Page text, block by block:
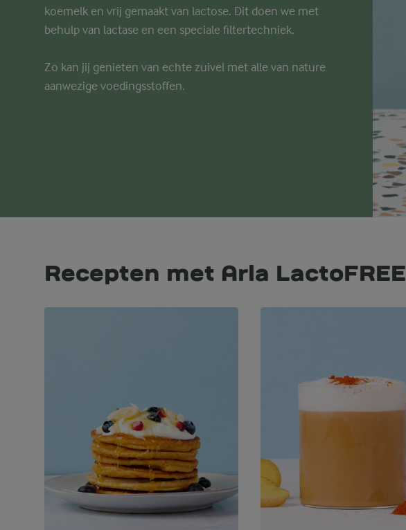
koemelk en vrij gemaakt van lactose. Dit doen we met
behulp van lactase en een speciale filtertechniek.
Zo kan jij genieten van echte zuivel met alle van nature
aanwezige voedingsstoffen.
Recepten met Arla LactoFREE